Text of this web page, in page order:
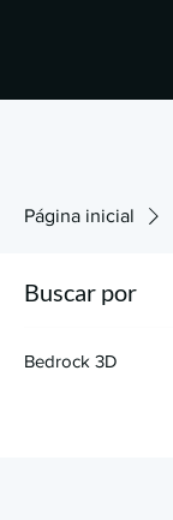
Página inicial
Buscar por
Bedrock 3D